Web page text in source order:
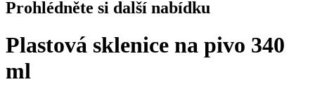
Prohlédněte si další nabídku
Plastová sklenice na pivo 340
ml